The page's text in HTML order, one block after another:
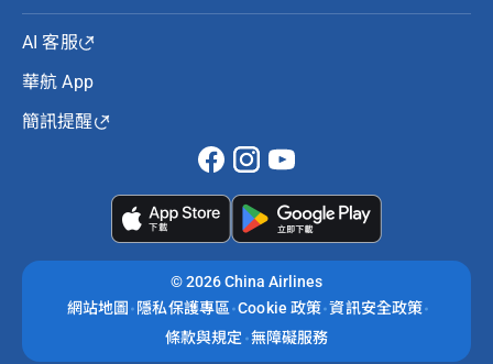
AI 客服
華航 App
簡訊提醒
©2026 China Airlines
網站地圖
隱私保護專區 Cookie 政策 資訊安全政策
條款與規定 無障礙服務